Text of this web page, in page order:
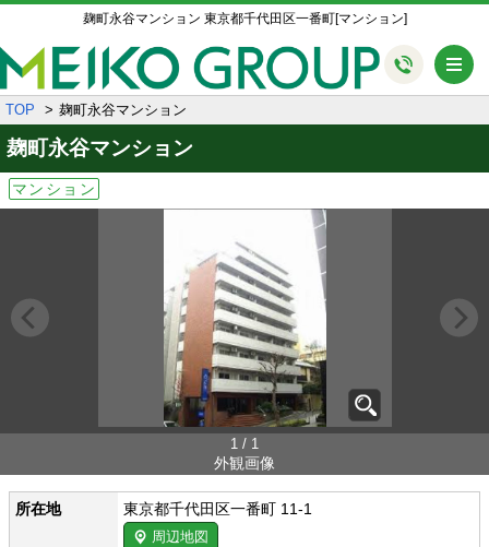
麹町永谷マンション 東京都千代田区一番町[マンション]
TOP 麹町永谷マンション
麹町永谷マンション
マンション
1 / 1
外観画像
所在地 東京都千代田区一番町 11-1
周辺地図